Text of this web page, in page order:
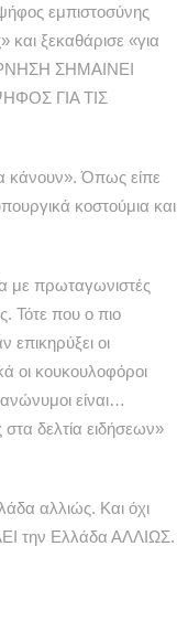
εμπιστοσύνης
και ξεκαθάρισε «για
ΣΗΜΑΙΝΕΙ
ΓΙΑ ΤΙΣ
κάνουν». Όπως είπε
κοστούμια και
με πρωταγωνιστές
Τότε που ο πιο
επικηρύξει οι
οι κουκουλοφόροι
είναι…
δελτία ειδήσεων»
αλλιώς. Και όχι
την Ελλάδα ΑΛΛΙΩΣ.